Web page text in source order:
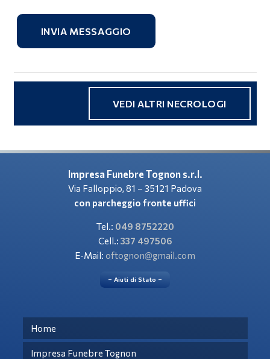
INVIA MESSAGGIO
VEDI ALTRI NECROLOGI
Impresa Funebre Tognon s.r.l.
Via Falloppio, 81 – 35121 Padova
con parcheggio fronte uffici
Tel.: 049 8752220
Cell.: 337 497506
E-Mail: oftognon@gmail.com
– Aiuti di Stato –
Home
Impresa Funebre Tognon